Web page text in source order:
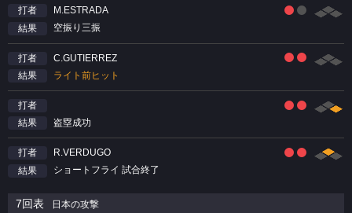
打者
M.ESTRADA
結果
空振り三振
打者
C.GUTIERREZ
結果
ライト前ヒット
打者
結果
盗塁成功
打者
R.VERDUGO
結果
ショートフライ 試合終了
7回表 日本の攻撃